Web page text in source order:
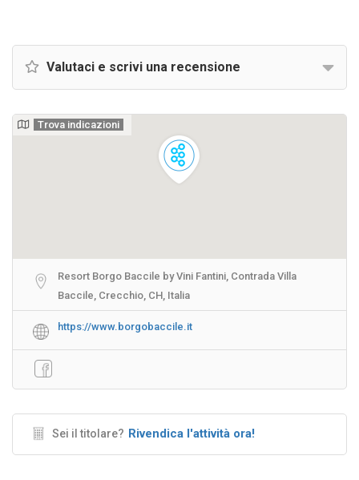
Valutaci e scrivi una recensione
Trova indicazioni
Resort Borgo Baccile by Vini Fantini, Contrada Villa
Baccile, Crecchio, CH, Italia
https://www.borgobaccile.it
Sei il titolare? Rivendica l'attività ora!